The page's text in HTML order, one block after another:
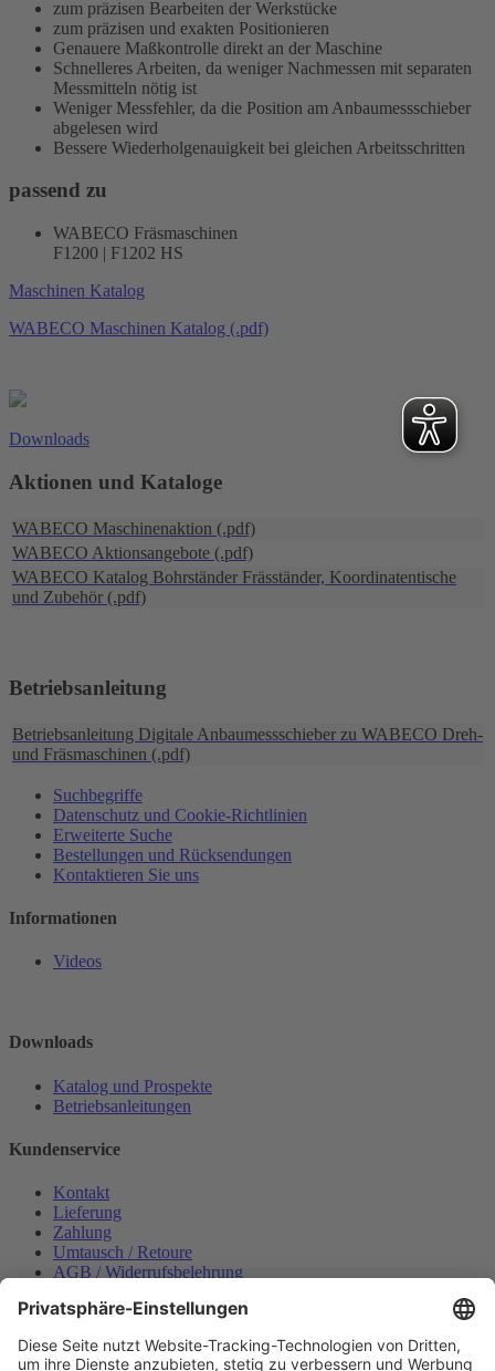
zum präzisen Bearbeiten der Werkstücke
zum präzisen und exakten Positionieren
Genauere Maßkontrolle direkt an der Maschine
Schnelleres Arbeiten, da weniger Nachmessen mit separaten
Messmitteln nötig ist
Weniger Messfehler, da die Position am Anbaumessschieber
abgelesen wird
Bessere Wiederholgenauigkeit bei gleichen Arbeitsschritten
passend zu
WABECO Fräsmaschinen
F1200 | F1202 HS
Maschinen Katalog
WABECO Maschinen Katalog (.pdf)
Downloads
Aktionen und Kataloge
WABECO Maschinenaktion (.pdf)
WABECO Aktionsangebote (.pdf)
WABECO Katalog Bohrständer Fräsständer, Koordinatentische
und Zubehör (.pdf)
Betriebsanleitung
Betriebsanleitung Digitale Anbaumessschieber zu WABECO Dreh-
und Fräsmaschinen (.pdf)
Suchbegriffe
Datenschutz und Cookie-Richtlinien
Erweiterte Suche
Bestellungen und Rücksendungen
Kontaktieren Sie uns
Informationen
Videos
Downloads
Katalog und Prospekte
Betriebsanleitungen
Kundenservice
Kontakt
Lieferung
Zahlung
Umtausch / Retoure
AGB / Widerrufsbelehrung
Datenschutzerklärung
Bestellung widerrufen